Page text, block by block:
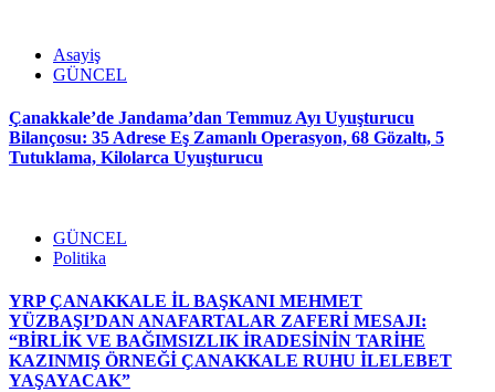
Asayiş
GÜNCEL
Çanakkale’de Jandama’dan Temmuz Ayı Uyuşturucu
Bilançosu: 35 Adrese Eş Zamanlı Operasyon, 68 Gözaltı, 5
Tutuklama, Kilolarca Uyuşturucu
GÜNCEL
Politika
YRP ÇANAKKALE İL BAŞKANI MEHMET
YÜZBAŞI’DAN ANAFARTALAR ZAFERİ MESAJI:
“BİRLİK VE BAĞIMSIZLIK İRADESİNİN TARİHE
KAZINMIŞ ÖRNEĞİ ÇANAKKALE RUHU İLELEBET
YAŞAYACAK”